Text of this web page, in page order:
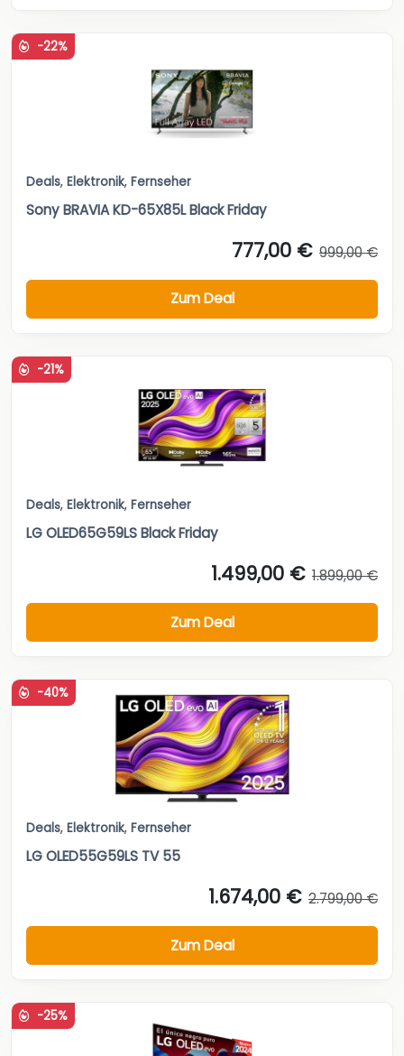
-22%
Deals, Elektronik, Fernseher
Sony BRAVIA KD-65X85L Black Friday
777,00 € 999,00 €
Zum Deal
-21%
Deals, Elektronik, Fernseher
LG OLED65G59LS Black Friday
1.499,00 € 1.899,00 €
Zum Deal
-40%
Deals, Elektronik, Fernseher
LG OLED55G59LS TV 55
1.674,00 € 2.799,00 €
Zum Deal
-25%